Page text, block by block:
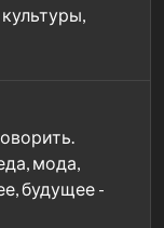
мода,
будущее -